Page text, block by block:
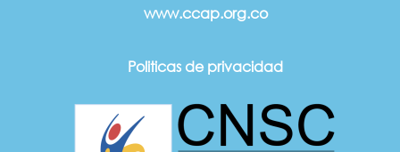
www.ccap.org.co
Politicas de privacidad